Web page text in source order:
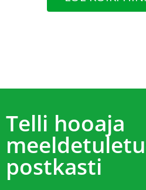
kartuli. Olen küll juba
Telli hooaja
postkasti